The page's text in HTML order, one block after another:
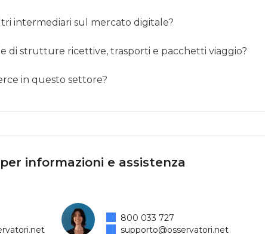
intermediari sul mercato digitale?
di strutture ricettive, trasporti e pacchetti viaggio?
in questo settore?
informazioni e assistenza
800 033 727
supporto@osservatori.net